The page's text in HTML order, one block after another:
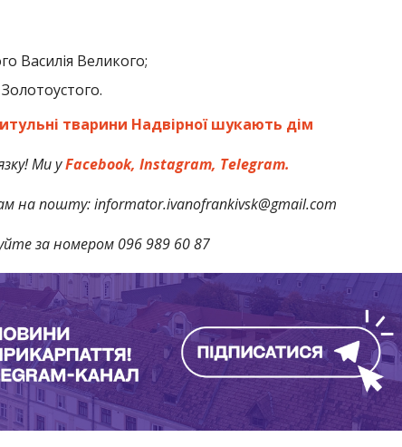
Василія Великого;
тварини Надвірної шукають дім
Ми уFacebook, Instagram, Telegram.
на пошту: informator.ivanofrankivsk@gmail.com
за номером 096 989 60 87